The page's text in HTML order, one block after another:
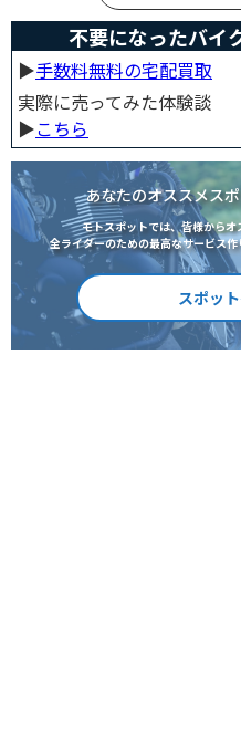
不要になったバイ
▶︎手数料無料の宅配買取
実際に売ってみた体験談
▶︎こちら
あなたのオススメス
モトスポットでは、皆様から
全ライダーのための最高なサービス作
スポッ